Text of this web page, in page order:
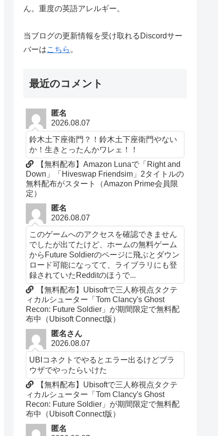
ん。重度の英語アレルギー。
当ブログの更新情報を受け取れるDiscordサー
バーはこちら 。
最近のコメント
匿名
2026.08.07
鈴木土下座衛門？！鈴木土下座衛門やない
か！生きとったんかワレェ！！
【無料配布】Amazon Lunaで「Right and
Down」「Hiveswap Friendsim」2タイトルの
無料配布がスタート（Amazon Prime会員限
定）
匿名
2026.08.07
このゲームへのアクセスを確認できません
でしたが出てたけど、ホームの無料ゲーム
からFuture Soldierのページに飛ぶとダウン
ロード可能になってて、ライブラリにも登
録されていたRedditのほうで...
【無料配布】Ubisoftで三人称視点タクテ
ィカルシューター「Tom Clancy's Ghost
Recon: Future Soldier」が期間限定で無料配
布中（Ubisoft Connect版）
匿名さん
2026.08.07
UBIコネクトでやるとエラー出るけどブラ
ウザでやったらいけた
【無料配布】Ubisoftで三人称視点タクテ
ィカルシューター「Tom Clancy's Ghost
Recon: Future Soldier」が期間限定で無料配
布中（Ubisoft Connect版）
匿名